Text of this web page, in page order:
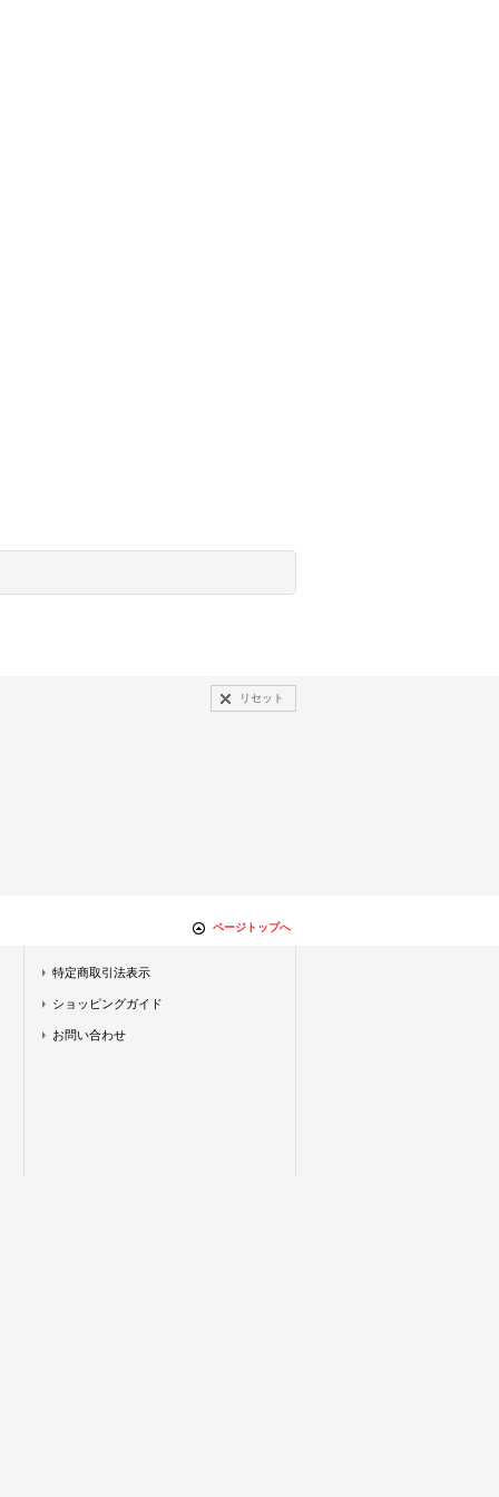
リセット
ページトップへ
特定商取引法表示
ショッピングガイド
お問い合わせ